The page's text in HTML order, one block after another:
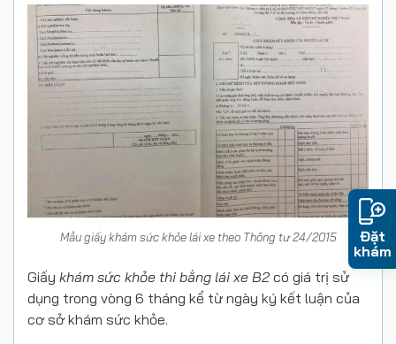
Mẫu giấy khám sức khỏe lái xe theo Thông tư 24/2015
Giấy khám sức khỏe thi bằng lái xe B2 có giá trị sử
dụng trong vòng 6 tháng kể từ ngày ký kết luận của
cơ sở khám sức khỏe.
Đặt
khám